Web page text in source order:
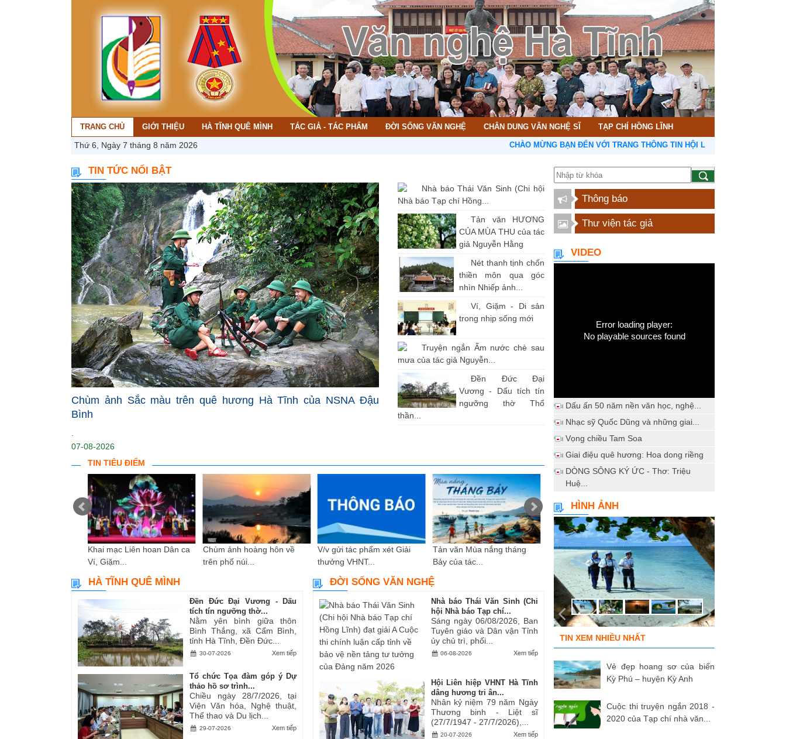
TRANG CHỦ GIỚI THIỆU HÀ TĨNH QUÊ MÌNH TÁC GIẢ - TÁC PHẨM ĐỜI SỐNG VĂN NGHỆ CHÂN DUNG VĂN NGHỆ SĨ TẠP CHÍ HỒNG LĨNH
Thứ 6, Ngày 7 tháng 8 năm 2026 CHÀO MỪNG BẠN ĐẾN VỚI TRANG THÔNG TIN HỘI LIÊN HIỆP VĂN HỌC NGHỆ
TIN TỨC NỔI BẬT
Chùm ảnh Sắc màu trên quê hương Hà Tĩnh của NSNA Đậu
Bình
.
07-08-2026
Nhà báo Thái Văn Sinh (Chi hội
Nhà báo Tạp chí Hồng...
Tản văn HƯƠNG
CỦA MÙA THU của tác
giả Nguyễn Hằng
Nét thanh tịnh chốn
thiền môn qua góc
nhìn Nhiếp ảnh...
Ví, Giặm - Di sản
trong nhịp sống mới
Truyện ngắn Ấm nước chè sau
mưa của tác giả Nguyễn...
Đền Đức Đại
Vương - Dấu tích tín
ngưỡng thờ Thổ
thần...
TIN TIÊU ĐIỂM
Khai mạc Liên hoan Dân ca
Ví, Giặm...
Chùm ảnh hoàng hôn về
trên phố núi...
V/v gửi tác phẩm xét Giải
thưởng VHNT...
Tản văn Mùa nắng tháng
Bảy của tác...
Chùm ảnh “Kéo lưới rùng”
của NSNA...
ĐỒNG ĐỘI ƠI, CÁC ANH ĐÃ
TRỞ VỀ!
HÀ TĨNH QUÊ MÌNH
Đền Đức Đại Vương - Dấu
tích tín ngưỡng thờ...
Nằm yên bình giữa thôn
Bình Thắng, xã Cẩm Bình,
tỉnh Hà Tĩnh, Đền Đức...
Xem tiếp
30-07-2026
Tổ chức Tọa đàm góp ý Dự
thảo hồ sơ trình...
Chiều ngày 28/7/2026, tại
Viện Văn hóa, Nghệ thuật,
Thể thao và Du lịch...
Xem tiếp
29-07-2026
ĐỜI SỐNG VĂN NGHỆ
Nhà báo Thái Văn Sinh (Chi
hội Nhà báo Tạp chí...
Sáng ngày 06/08/2026, Ban
Tuyên giáo và Dân vận Tỉnh
ủy chủ trì, phối...
Xem tiếp
06-08-2026
Hội Liên hiệp VHNT Hà Tĩnh
dâng hương tri ân...
Nhân kỷ niệm 79 năm Ngày
Thương binh - Liệt sĩ
(27/7/1947 - 27/7/2026),...
Xem tiếp
20-07-2026
Thông báo
Thư viện tác giả
VIDEO
Error loading player:
No playable sources found
Dấu ấn 50 năm nền văn học, nghệ...
Nhạc sỹ Quốc Dũng và những giai...
Vọng chiều Tam Soa
Giai điệu quê hương: Hoa dong riềng
DÒNG SÔNG KÝ ỨC - Thơ: Triệu
Huệ...
HÌNH ẢNH
TIN XEM NHIỀU NHẤT
Vẻ đẹp hoang sơ của biển
Kỳ Phú – huyện Kỳ Anh
Cuộc thi truyện ngắn 2018 -
2020 của Tạp chí nhà văn...